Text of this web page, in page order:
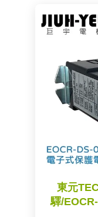
東元
驛/